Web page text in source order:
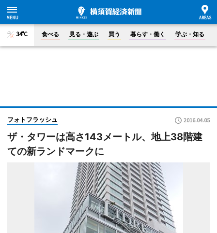
34°C 食べる 見る・遊ぶ 買う 暮らす・働く 学ぶ・知る
フォトフラッシュ 2016.04.05
ザ・タワーは高さ143メートル、地上38階建
ての新ランドマークに